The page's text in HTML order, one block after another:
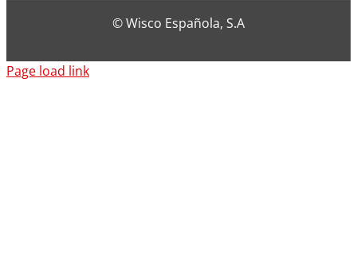
© Wisco Española, S.A
Page load link